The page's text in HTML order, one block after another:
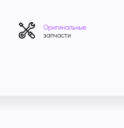
Оригинальные
запчасти